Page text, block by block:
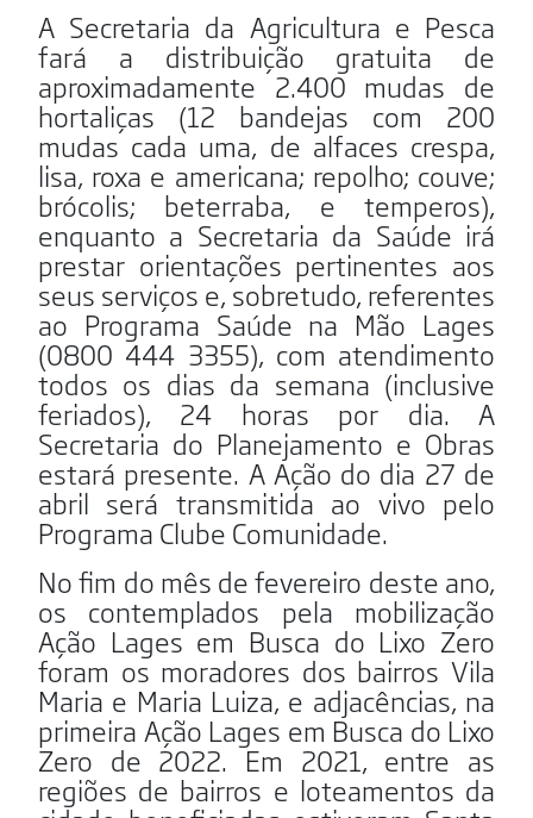
A Secretaria da Agricultura e Pesca
fará a distribuição gratuita de
aproximadamente 2.400 mudas de
hortaliças (12 bandejas com 200
mudas cada uma, de alfaces crespa,
lisa, roxa e americana; repolho; couve;
brócolis; beterraba, e temperos),
enquanto a Secretaria da Saúde irá
prestar orientações pertinentes aos
seus serviços e, sobretudo, referentes
ao Programa Saúde na Mão Lages
(0800 444 3355), com atendimento
todos os dias da semana (inclusive
feriados), 24 horas por dia. A
Secretaria do Planejamento e Obras
estará presente. A Ação do dia 27 de
abril será transmitida ao vivo pelo
Programa Clube Comunidade.
No fim do mês de fevereiro deste ano,
os contemplados pela mobilização
Ação Lages em Busca do Lixo Zero
foram os moradores dos bairros Vila
Maria e Maria Luiza, e adjacências, na
primeira Ação Lages em Busca do Lixo
Zero de 2022. Em 2021, entre as
regiões de bairros e loteamentos da